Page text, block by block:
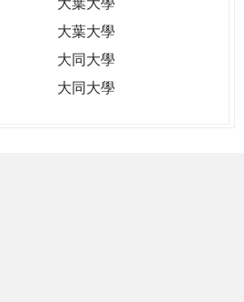
大葉大學
大同大學
大同大學